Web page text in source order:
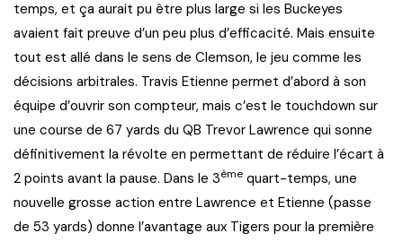
temps, et ça aurait pu être plus large si les Buckeyes
avaient fait preuve d’un peu plus d’efficacité. Mais ensuite
tout est allé dans le sens de Clemson, le jeu comme les
décisions arbitrales. Travis Etienne permet d’abord à son
équipe d’ouvrir son compteur, mais c’est le touchdown sur
une course de 67 yards du QB Trevor Lawrence qui sonne
définitivement la révolte en permettant de réduire l’écart à
2 points avant la pause. Dans le 3ème quart-temps, une
nouvelle grosse action entre Lawrence et Etienne (passe
de 53 yards) donne l’avantage aux Tigers pour la première